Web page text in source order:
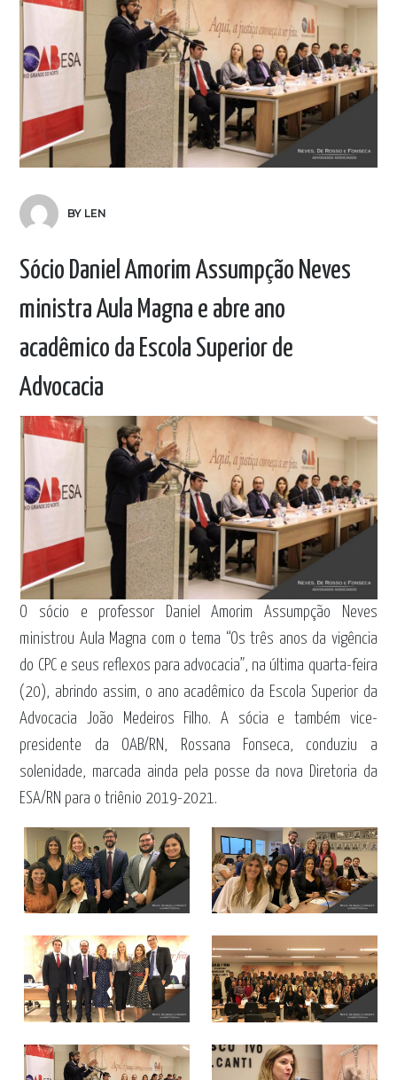
BY LEN
Sócio Daniel Amorim Assumpção Neves
ministra Aula Magna e abre ano
acadêmico da Escola Superior de
Advocacia
O sócio e professor Daniel Amorim Assumpção Neves
ministrou Aula Magna com o tema “Os três anos da vigência
do CPC e seus reflexos para advocacia”, na última quarta-feira
(20), abrindo assim, o ano acadêmico da Escola Superior da
Advocacia João Medeiros Filho. A sócia e também vice-
presidente da OAB/RN, Rossana Fonseca, conduziu a
solenidade, marcada ainda pela posse da nova Diretoria da
ESA/RN para o triênio 2019-2021.